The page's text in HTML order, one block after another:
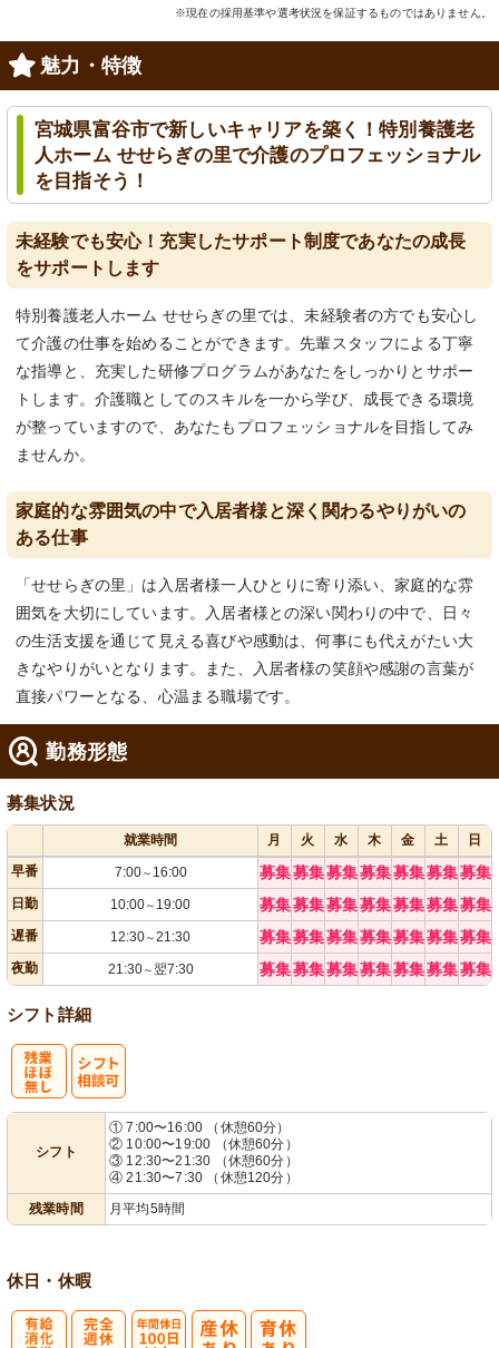
※現在の採用基準や選考状況を保証するものではありません。
魅力・特徴
宮城県富谷市で新しいキャリアを築く！特別養護老
人ホーム せせらぎの里で介護のプロフェッショナル
を目指そう！
未経験でも安心！充実したサポート制度であなたの成長
をサポートします
特別養護老人ホーム せせらぎの里では、未経験者の方でも安心し
て介護の仕事を始めることができます。先輩スタッフによる丁寧
な指導と、充実した研修プログラムがあなたをしっかりとサポー
トします。介護職としてのスキルを一から学び、成長できる環境
が整っていますので、あなたもプロフェッショナルを目指してみ
ませんか。
家庭的な雰囲気の中で入居者様と深く関わるやりがいの
ある仕事
「せせらぎの里」は入居者様一人ひとりに寄り添い、家庭的な雰
囲気を大切にしています。入居者様との深い関わりの中で、日々
の生活支援を通じて見える喜びや感動は、何事にも代えがたい大
きなやりがいとなります。また、入居者様の笑顔や感謝の言葉が
直接パワーとなる、心温まる職場です。
勤務形態
募集状況
就業時間 月 火 水 木 金 土
日
早番
7:00～ 16:00 募集募集募集募集募集募集募集
日勤 10:00～ 19:00 募集募集募集募集募集募集募集
遅番 12:30～21:30 募集募集募集募集募集募集募集
夜勤 21:30～翌7:30 募集募集募集募集募集募集募集
シフト詳細
シフト
① 7:00〜16:00 （休憩60分）
② 10:00〜19:00 （休憩60分）
③ 12:30〜21:30 （休憩60分）
④ 21:30〜7:30 （休憩120分）
残業時間
月平均5時間
休日・休暇